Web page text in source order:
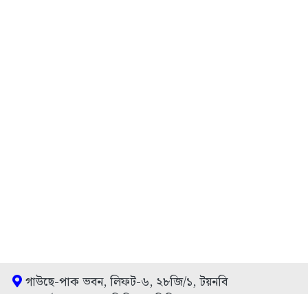
গাউছে-পাক ভবন, লিফট-৬, ২৮জি/১, টয়নবি